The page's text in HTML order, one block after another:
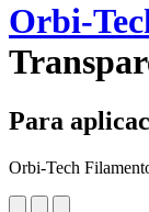
Orbi-
Para
Orbi-Tech